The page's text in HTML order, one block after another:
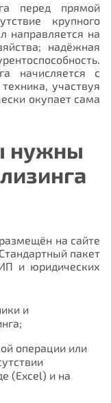
перед прямой
крупного
направляется на
надёжная
начисляется с
участвуя
окупает сама
нужны
размещён на сайте
пакет
и юридических
и
операции или
(Excel) и на